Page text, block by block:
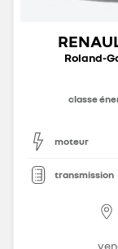
Roland-
classe
moteur
transmission